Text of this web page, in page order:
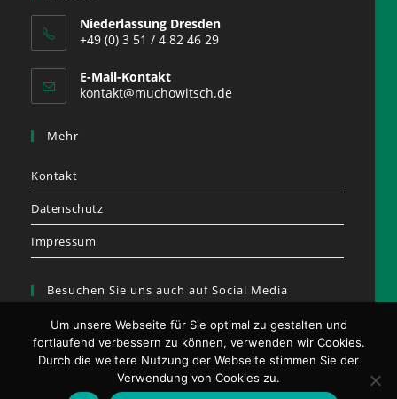
Niederlassung Dresden
+49 (0) 3 51 / 4 82 46 29
E-Mail-Kontakt
kontakt@muchowitsch.de
Mehr
Kontakt
Datenschutz
Impressum
Besuchen Sie uns auch auf Social Media
Opens
in
Um unsere Webseite für Sie optimal zu gestalten und
fortlaufend verbessern zu können, verwenden wir Cookies.
Durch die weitere Nutzung der Webseite stimmen Sie der
Verwendung von Cookies zu.